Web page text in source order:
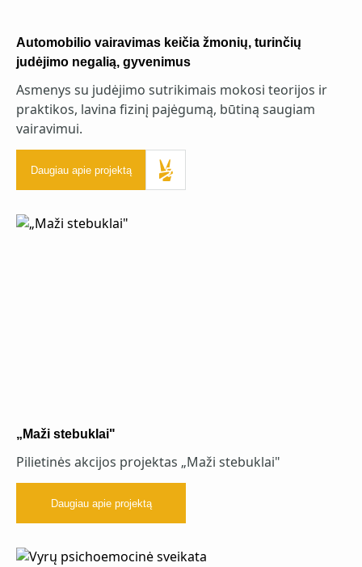
Automobilio vairavimas keičia žmonių, turinčių
judėjimo negalią, gyvenimus
Asmenys su judėjimo sutrikimais mokosi teorijos ir
praktikos, lavina fizinį pajėgumą, būtiną saugiam
vairavimui.
Daugiau apie projektą
„Maži stebuklai"
Pilietinės akcijos projektas „Maži stebuklai"
Daugiau apie projektą